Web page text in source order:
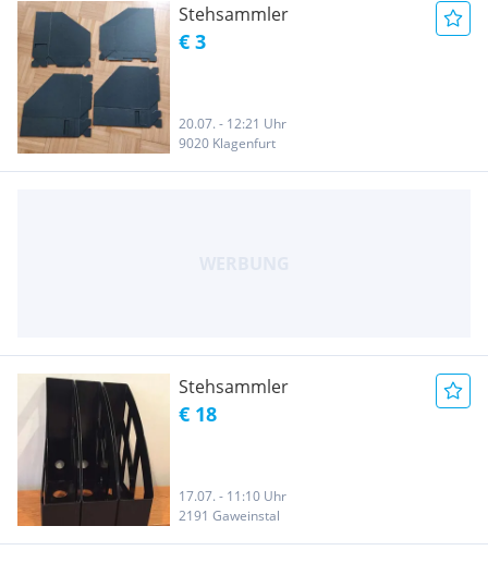
Stehsammler
€ 3
20.07. - 12:21 Uhr
9020 Klagenfurt
Stehsammler
€ 18
17.07. - 11:10 Uhr
2191 Gaweinstal